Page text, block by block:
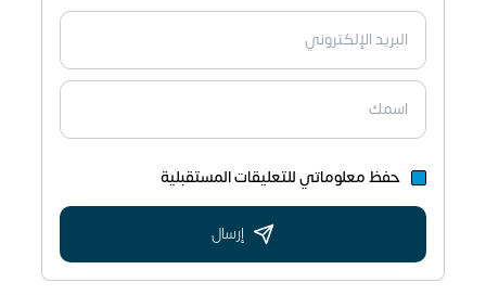
حفظ معلوماتي للتعليقات المستقبلية
إرسال